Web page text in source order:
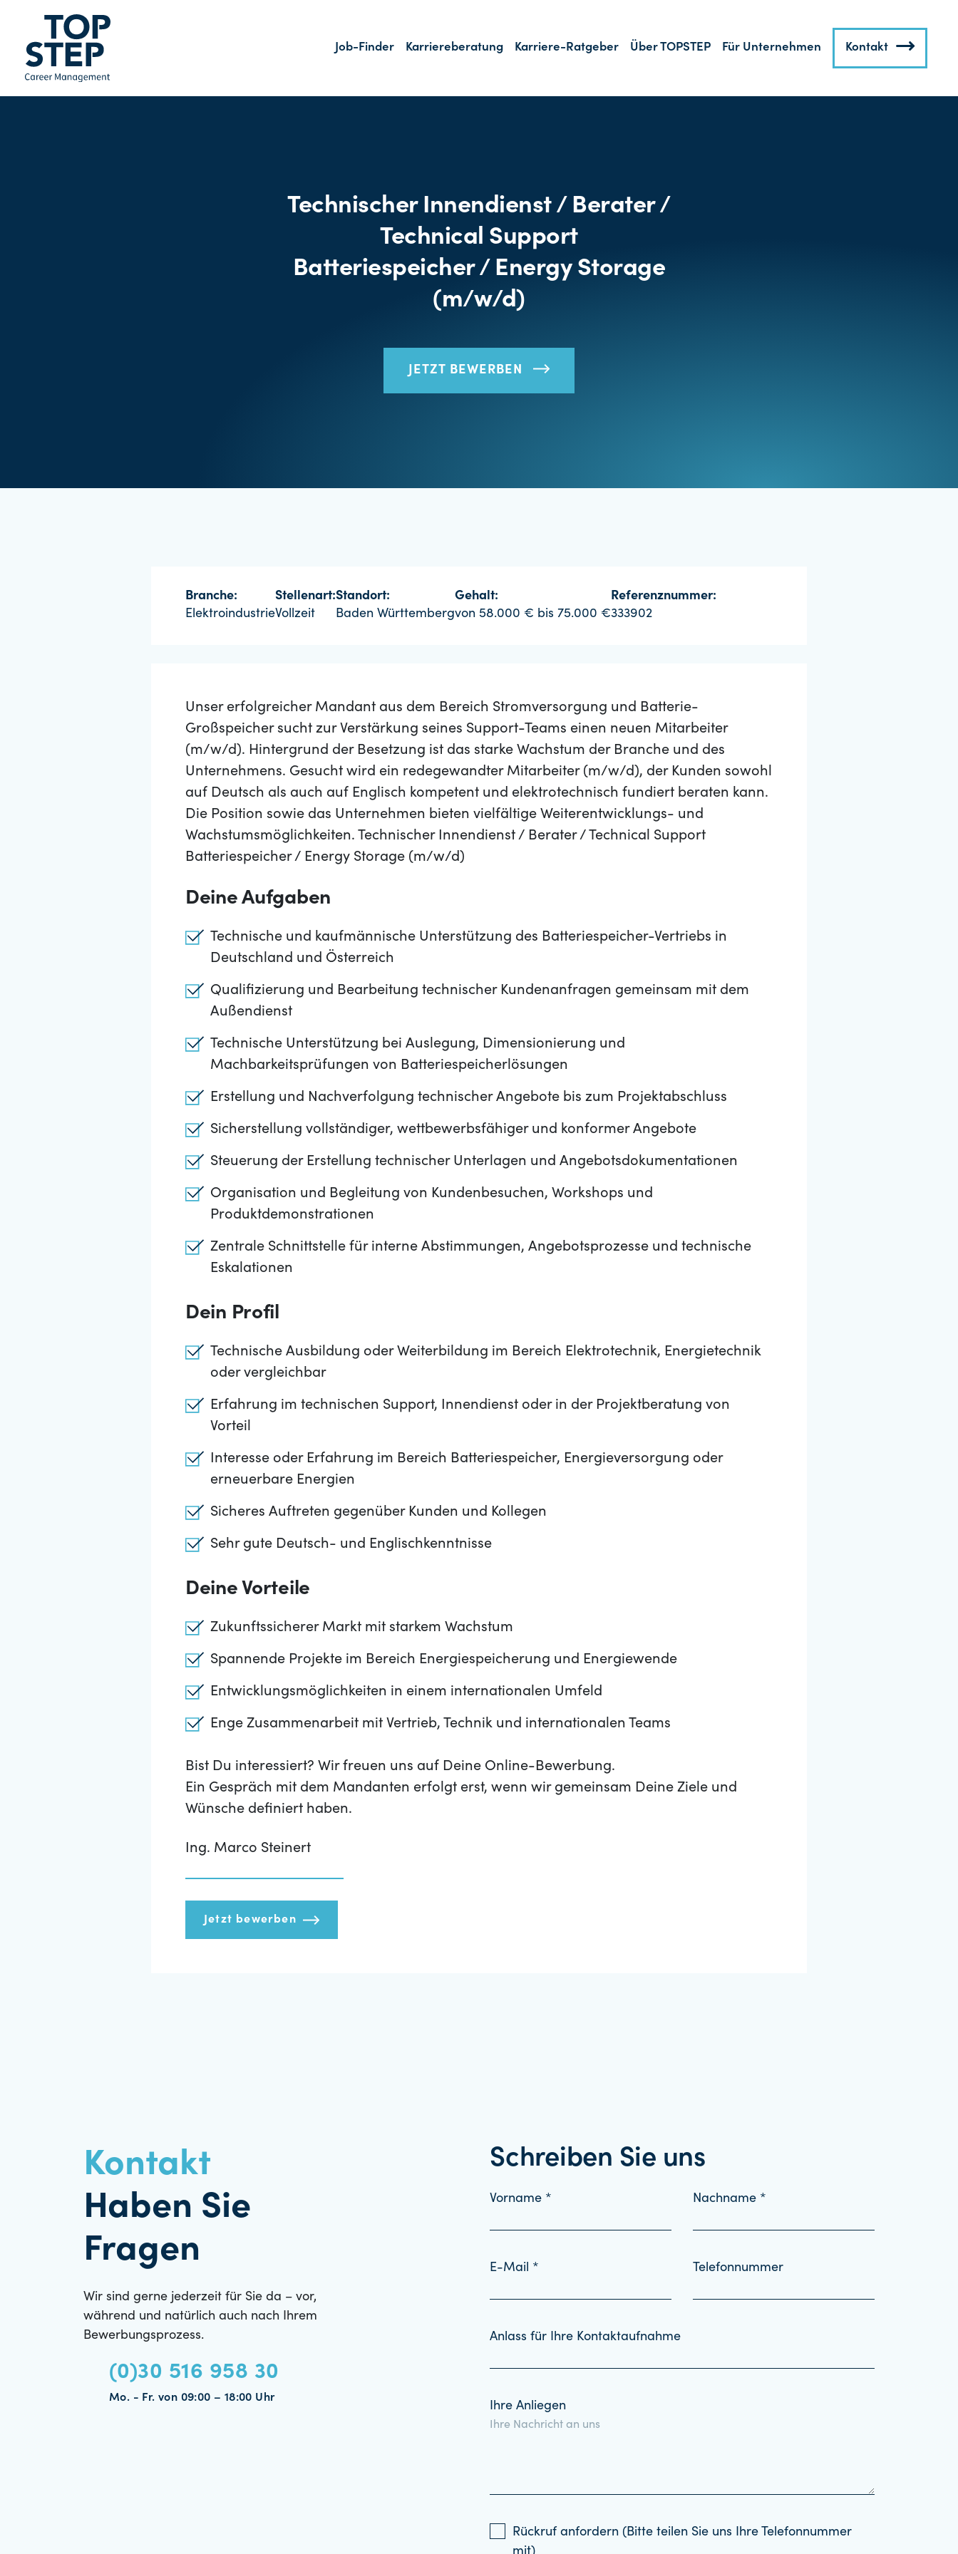
Job-Finder Karriereberatung Karriere-Ratgeber Über TOPSTEP Für Unternehmen Kontakt
Technischer Innendienst / Berater /
Technical Support
Batteriespeicher / Energy Storage
(m/w/d)
JETZT BEWERBEN
Branche:
Elektroindustrie
Stellenart:
Vollzeit
Standort:
Baden Württemberg
Gehalt:
von 58.000 € bis 75.000 €
Referenznummer:
333902
Unser erfolgreicher Mandant aus dem Bereich Stromversorgung und Batterie-
Großspeicher sucht zur Verstärkung seines Support-Teams einen neuen Mitarbeiter
(m/w/d). Hintergrund der Besetzung ist das starke Wachstum der Branche und des
Unternehmens. Gesucht wird ein redegewandter Mitarbeiter (m/w/d), der Kunden sowohl
auf Deutsch als auch auf Englisch kompetent und elektrotechnisch fundiert beraten kann.
Die Position sowie das Unternehmen bieten vielfältige Weiterentwicklungs- und
Wachstumsmöglichkeiten. Technischer Innendienst / Berater / Technical Support
Batteriespeicher / Energy Storage (m/w/d)
Deine Aufgaben
Technische und kaufmännische Unterstützung des Batteriespeicher-Vertriebs in
Deutschland und Österreich
Qualifizierung und Bearbeitung technischer Kundenanfragen gemeinsam mit dem
Außendienst
Technische Unterstützung bei Auslegung, Dimensionierung und
Machbarkeitsprüfungen von Batteriespeicherlösungen
Erstellung und Nachverfolgung technischer Angebote bis zum Projektabschluss
Sicherstellung vollständiger, wettbewerbsfähiger und konformer Angebote
Steuerung der Erstellung technischer Unterlagen und Angebotsdokumentationen
Organisation und Begleitung von Kundenbesuchen, Workshops und
Produktdemonstrationen
Zentrale Schnittstelle für interne Abstimmungen, Angebotsprozesse und technische
Eskalationen
Dein Profil
Technische Ausbildung oder Weiterbildung im Bereich Elektrotechnik, Energietechnik
oder vergleichbar
Erfahrung im technischen Support, Innendienst oder in der Projektberatung von
Vorteil
Interesse oder Erfahrung im Bereich Batteriespeicher, Energieversorgung oder
erneuerbare Energien
Sicheres Auftreten gegenüber Kunden und Kollegen
Sehr gute Deutsch- und Englischkenntnisse
Deine Vorteile
Zukunftssicherer Markt mit starkem Wachstum
Spannende Projekte im Bereich Energiespeicherung und Energiewende
Entwicklungsmöglichkeiten in einem internationalen Umfeld
Enge Zusammenarbeit mit Vertrieb, Technik und internationalen Teams
Bist Du interessiert? Wir freuen uns auf Deine Online-Bewerbung.
Ein Gespräch mit dem Mandanten erfolgt erst, wenn wir gemeinsam Deine Ziele und
Wünsche definiert haben.
Ing. Marco Steinert
Jetzt bewerben
Kontakt
Haben Sie
Fragen
Wir sind gerne jederzeit für Sie da – vor,
während und natürlich auch nach Ihrem
Bewerbungsprozess.
(0)30 516 958 30
Mo. - Fr. von 09:00 – 18:00 Uhr
Schreiben Sie uns
Vorname * Nachname *
E-Mail * Telefonnummer
Anlass für Ihre Kontaktaufnahme
Ihre Anliegen
Rückruf anfordern (Bitte teilen Sie uns Ihre Telefonnummer